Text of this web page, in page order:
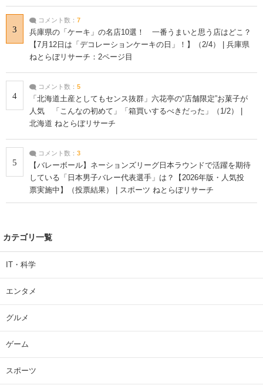
3
コメント数： 7
兵庫県の「ケーキ」の名店10選！ 一番うまいと思う店はどこ？
【7月12日は「デコレーションケーキの日」！】（2/4） | 兵庫県
ねとらぼリサーチ：2ページ目
4
コメント数： 5
「北海道土産としてもセンス抜群」六花亭の“店舗限定”お菓子が
人気 「こんなの初めて」「箱買いするべきだった」（1/2） |
北海道 ねとらぼリサーチ
5
コメント数： 3
【バレーボール】ネーションズリーグ日本ラウンドで活躍を期待
している「日本男子バレー代表選手」は？【2026年版・人気投
票実施中】（投票結果） | スポーツ ねとらぼリサーチ
カテゴリ一覧
IT・科学
エンタメ
グルメ
ゲーム
スポーツ